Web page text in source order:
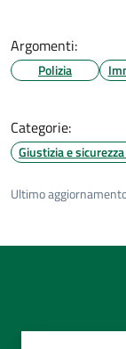
Argomenti:
Polizia
Categorie:
Giustizia e
Ultimo